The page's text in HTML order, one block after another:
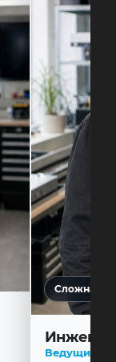
Сложная
Ведущий